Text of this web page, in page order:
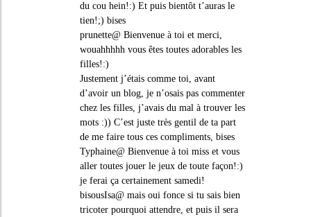
du cou hein!:) Et puis bientôt t’auras le
tien!;) bises
prunette@ Bienvenue à toi et merci,
wouahhhhh vous êtes toutes adorables les
filles!:)
Justement j’étais comme toi, avant
d’avoir un blog, je n’osais pas commenter
chez les filles, j’avais du mal à trouver les
mots :)) C’est juste très gentil de ta part
de me faire tous ces compliments, bises
Typhaine@ Bienvenue à toi miss et vous
aller toutes jouer le jeux de toute façon!:)
je ferai ça certainement samedi!
bisousIsa@ mais oui fonce si tu sais bien
tricoter pourquoi attendre, et puis il sera